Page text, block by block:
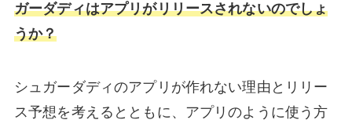
ガーダディはアプリがリリースされないのでしょ
うか？
シュガーダディのアプリが作れない理由とリリー
ス予想を考えるとともに、アプリのように使う方